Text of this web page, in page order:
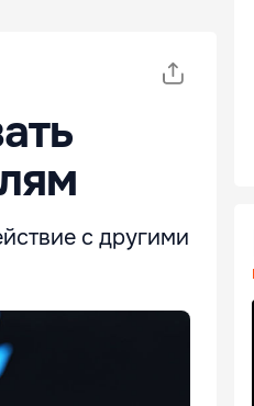
с другими